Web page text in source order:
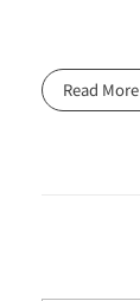
Read More